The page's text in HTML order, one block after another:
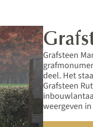
Grafsteen
deel. Het
Grafsteen
weergeven